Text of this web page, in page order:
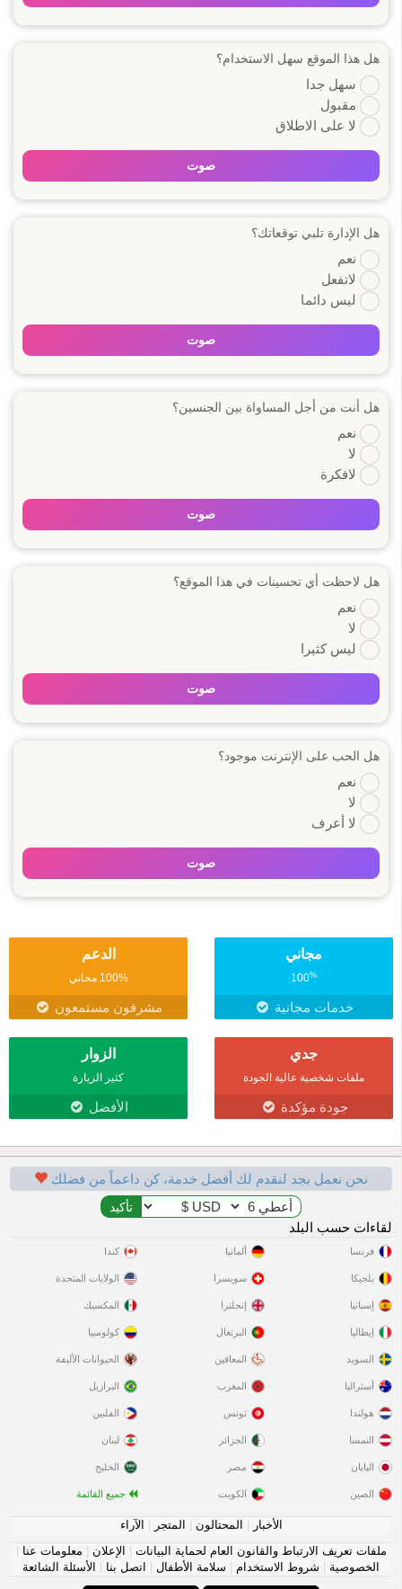
هل هذا الموقع سهل الاستخدام؟
سهل جدا
مقبول
لا على الاطلاق
صوت
هل الإدارة تلبي توقعاتك؟
نعم
لاتفعل
ليس دائما
صوت
هل أنت من أجل المساواة بين الجنسين؟
نعم
لا
لافكرة
صوت
هل لاحظت أي تحسينات في هذا الموقع؟
نعم
لا
ليس كثيرا
صوت
هل الحب على الإنترنت موجود؟
نعم
لا
لا أعرف
صوت
مجاني
100%
خدمات مجانية
الدعم
100% مجاني
مشرفون مستمعون
جدي
ملفات شخصية عالية الجودة
جودة مؤكدة
الزوار
كثير الزيارة
الأفضل
نحن نعمل بجد لنقدم لك أفضل خدمة، كن داعماً من فضلك
لقاءات حسب البلد
فرنسا
بلجيكا
إسبانيا
إيطاليا
السويد
ألمانيا
سويسرا
إنجلترا
البرتغال
المعاقين
كندا
الولايات المتحدة
المكسيك
كولومبيا
الحيوانات الأليفة
أستراليا
هولندا
النمسا
اليابان
الصين
المغرب
تونس
الجزائر
مصر
الكويت
البرازيل
الفلبين
لبنان
الخليج
جميع القائمة
الأخبار المحتالون المتجر
الآراء
ملفات تعريف الارتباط والقانون العام لحماية البيانات
الإعلان معلومات عنا
الخصوصية
شروط الاستخدام سلامة الأطفال اتصل بنا الأسئلة الشائعة